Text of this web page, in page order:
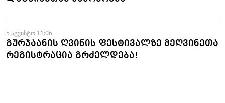
5 აგვისტო 11:06
გურჯაანის ღვინის ფესტივალზე მეღვინეთა
რეგისტრაცია გრძელდება!